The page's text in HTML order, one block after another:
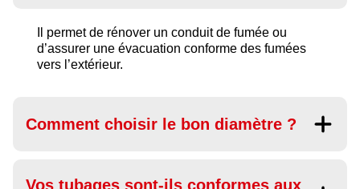
Il permet de rénover un conduit de fumée ou
d’assurer une évacuation conforme des fumées
vers l’extérieur.
Comment choisir le bon diamètre ?
Vos tubages sont-ils conformes aux